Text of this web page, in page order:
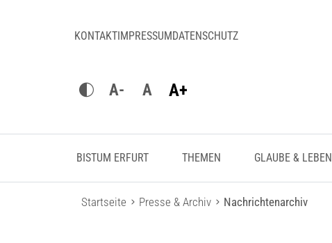
KONTAKTIMPRESSUMDATENSCHUTZ
A- A A+
BISTUM ERFURT THEMEN GLAUBE & LEBEN
Startseite Presse & Archiv Nachrichtenarchiv